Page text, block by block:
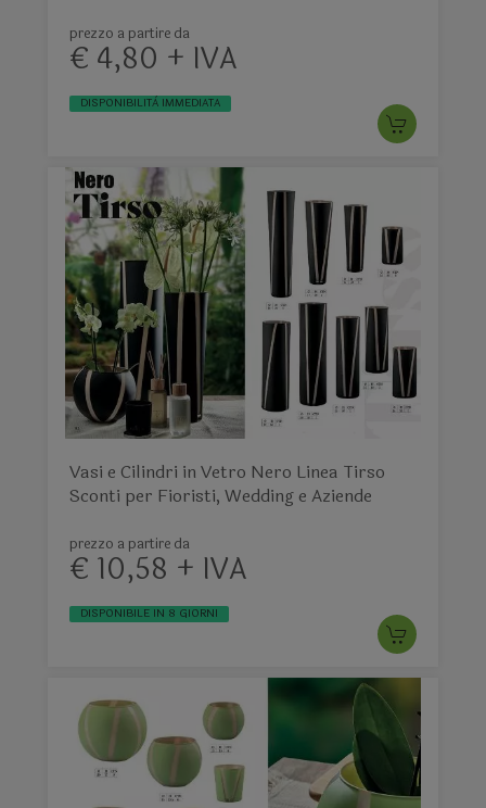
prezzo a partire da
€ 4,80 + IVA
DISPONIBILITÀ IMMEDIATA
Vasi e Cilindri in Vetro Nero Linea Tirso
Sconti per Fioristi, Wedding e Aziende
prezzo a partire da
€ 10,58 + IVA
DISPONIBILE IN 8 GIORNI